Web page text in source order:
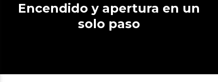
Encendido y apertura en un
solo paso